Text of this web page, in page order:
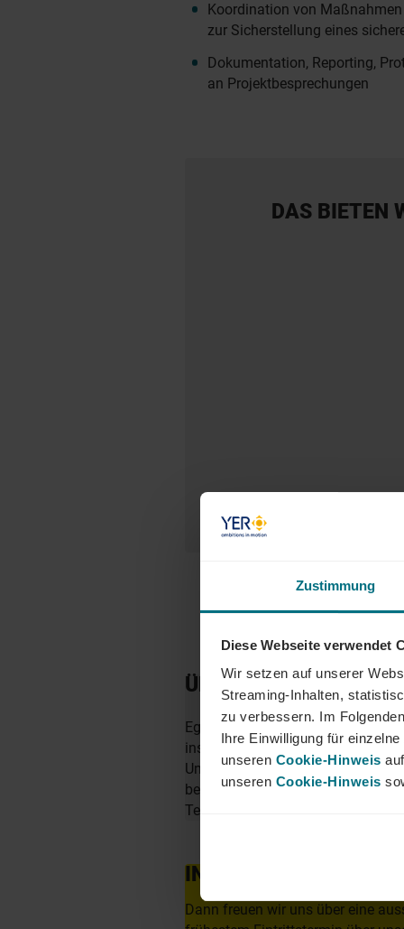
Zustimmung
Diese Webseite verwendet
Wir setzen auf unserer
Streaming-Inhalten,
zu verbessern. Im
Ihre Einwilligung für
unseren Cookie-Hinweis
unseren Cookie-Hinweis
Koordination von
zur Sicherstellung eines
Dokumentation, Reporting,
an Projektbesprechungen
DAS BIETEN
ÜBER YER
Egal ob als Junior, Professional
insbesondere in den Bereichen
Unternehmen zu finden. Als Teil
berufliche Perspektiven über
Team von YER - bei uns beginnt
INTERESSIERT?
Dann freuen wir uns über eine